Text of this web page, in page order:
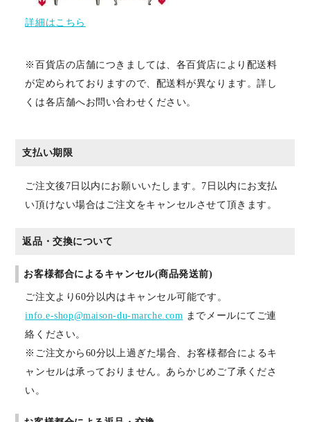
詳細はこちら
※百貨店の店舗につきましては、各百貨店により配送料
が定められておりますので、配送料が異なります。詳し
くは各店舗へお問い合わせください。
支払い期限
ご注文後7日以内にお願いいたします。7日以内にお支払
い頂けない場合はご注文をキャンセルさせて頂きます。
返品・交換について
お客様都合によるキャンセル(商品発送前)
ご注文より60分以内はキャンセル可能です。
info.e-shop@maison-du-marche.com までメールにてご連
絡ください。
※ご注文から60分以上過ぎた場合、お客様都合によるキ
ャンセルは承っておりません。あらかじめご了承くださ
い。